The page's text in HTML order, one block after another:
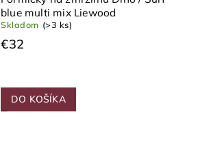
blue multi mix Liewood
Skladom (>3 ks)
€32
DO KOŠÍKA